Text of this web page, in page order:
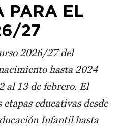
PARA EL
27
2026/27 del
hasta 2024
al 13 de febrero. El
educativas desde
Infantil hasta